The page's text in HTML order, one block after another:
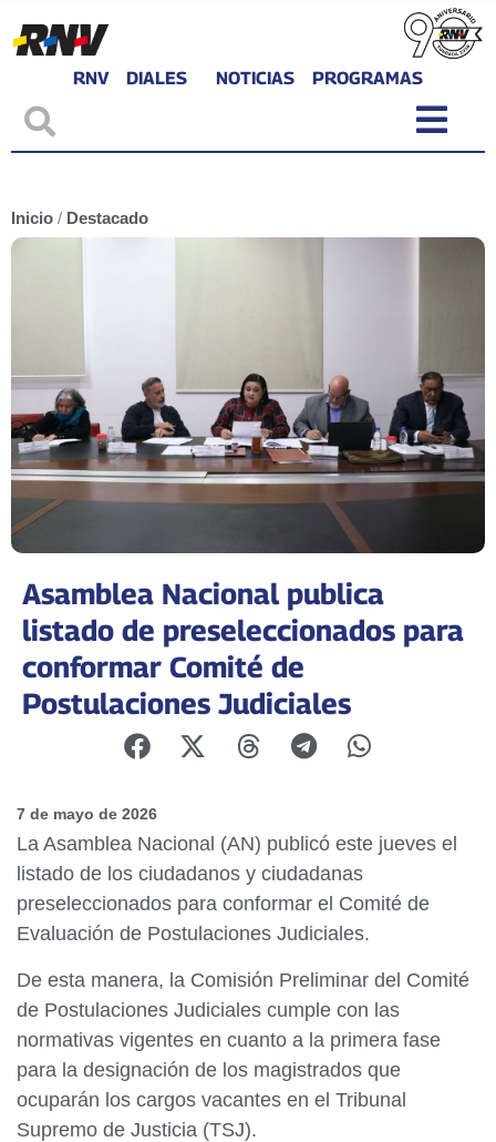
RNV DIALES NOTICIAS PROGRAMAS
Inicio / Destacado
Asamblea Nacional publica
listado de preseleccionados para
conformar Comité de
Postulaciones Judiciales
7 de mayo de 2026
La Asamblea Nacional (AN) publicó este jueves el
listado de los ciudadanos y ciudadanas
preseleccionados para conformar el Comité de
Evaluación de Postulaciones Judiciales.
De esta manera, la Comisión Preliminar del Comité
de Postulaciones Judiciales cumple con las
normativas vigentes en cuanto a la primera fase
para la designación de los magistrados que
ocuparán los cargos vacantes en el Tribunal
Supremo de Justicia (TSJ).